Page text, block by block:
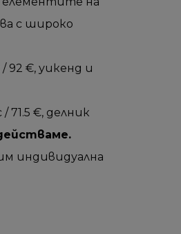
с широко
92 €, уикенд и
71.5 €, делник
индивидуална